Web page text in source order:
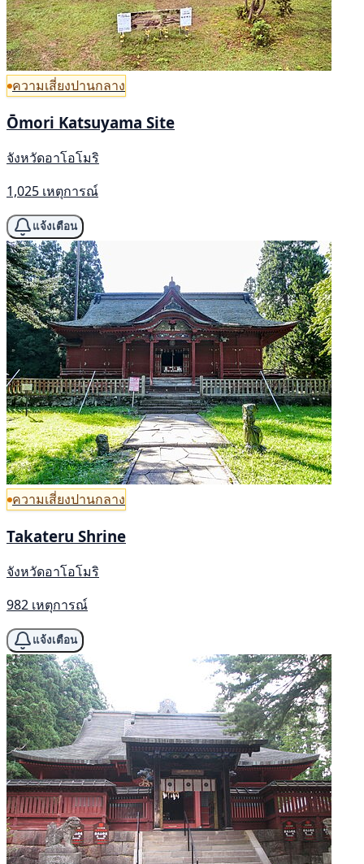
ความเสี่ยงปานกลาง
Ōmori Katsuyama Site
จังหวัดอาโอโมริ
1,025 เหตุการณ์
แจ้งเตือน
ความเสี่ยงปานกลาง
Takateru Shrine
จังหวัดอาโอโมริ
982 เหตุการณ์
แจ้งเตือน